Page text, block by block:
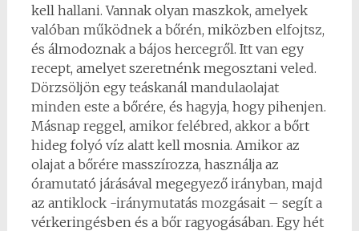
kell hallani. Vannak olyan maszkok, amelyek
valóban működnek a bőrén, miközben elfojtsz,
és álmodoznak a bájos hercegről. Itt van egy
recept, amelyet szeretnénk megosztani veled.
Dörzsöljön egy teáskanál mandulaolajat
minden este a bőrére, és hagyja, hogy pihenjen.
Másnap reggel, amikor felébred, akkor a bőrt
hideg folyó víz alatt kell mosnia. Amikor az
olajat a bőrére masszírozza, használja az
óramutató járásával megegyező irányban, majd
az antiklock -iránymutatás mozgásait – segít a
vérkeringésben és a bőr ragyogásában. Egy hét